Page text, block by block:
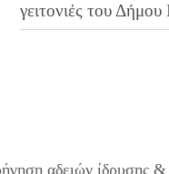
γειτονιές του Δήμου